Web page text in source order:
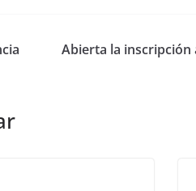
Abierta la inscripción